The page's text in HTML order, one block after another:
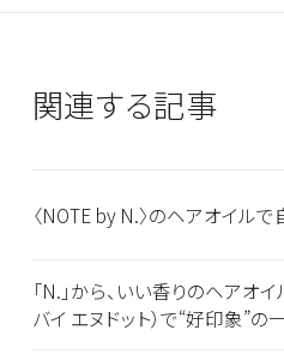
関連する記事
〈NOTE by N.〉のヘアオイル
「N.」から、いい香りのヘアオ
バイ エヌドット）で“好印象”の